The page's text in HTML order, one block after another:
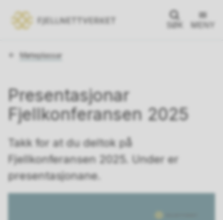
SØK MENY
Du
Møteplassar
Presentasjonar
Fjellkonferansen 2025
Takk for at du deltok på
Fjellkonferansen 2025. Under er
presentasjonane.